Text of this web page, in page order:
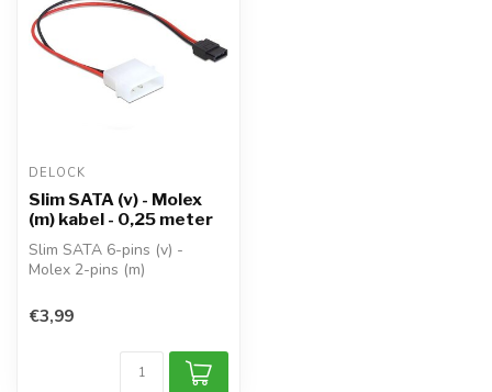
DELOCK
Slim SATA (v) - Molex
(m) kabel - 0,25 meter
Slim SATA 6-pins (v) -
Molex 2-pins (m)
> drive (Sli...
€3,99